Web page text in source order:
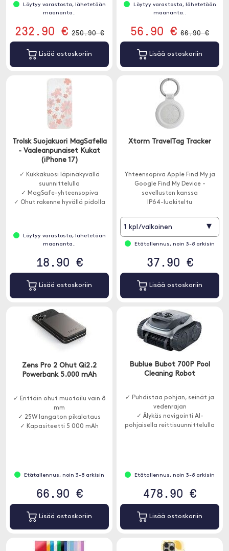
Löytyy varastosta, lähetetään
maananta..
232.90 € 250.90 €
Lisää ostoskoriin
kanssa.
Löytyy varastosta, lähetetään
maananta..
56.90 € 66.90 €
Lisää ostoskoriin
Trolsk Suojakuori MagSafella
- Vaaleanpunaiset Kukat
(iPhone 17)
✓ Kukkakuosi läpinäkyvällä
suunnittelulla
✓ MagSafe-yhteensopiva
✓ Ohut rakenne hyvällä pidolla
Löytyy varastosta, lähetetään
maananta..
18.90 €
Lisää ostoskoriin
Xtorm TravelTag Tracker
Yhteensopiva Apple Find My ja
Google Find My Device -
sovellusten kanssa
IP64-luokiteltu
1 kpl/valkoinen ▾
Etätallennus, noin 3-8 arkisin
37.90 €
Lisää ostoskoriin
Zens Pro 2 Ohut Qi2.2
Powerbank 5.000 mAh
✓ Erittäin ohut muotoilu vain 8
mm
✓ 25W langaton pikalataus
✓ Kapasiteetti 5 000 mAh
Etätallennus, noin 3-8 arkisin
66.90 €
Lisää ostoskoriin
Bublue Bubot 700P Pool
Cleaning Robot
✓ Puhdistaa pohjan, seinät ja
vedenrajan
✓ Älykäs navigointi AI-
pohjaisella reittisuunnittelulla
Etätallennus, noin 3-8 arkisin
478.90 €
Lisää ostoskoriin